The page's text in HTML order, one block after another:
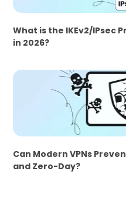
What is the IKEv2/IPsec
in 2026?
Can Modern VPNs
and Zero-Day?